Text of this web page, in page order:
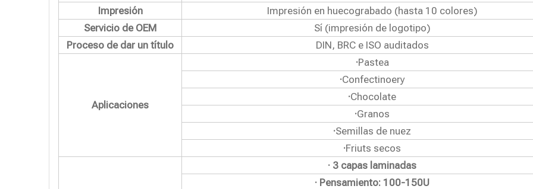
Impresión
Impresión en huecograbado (hasta 10 colores)
Servicio de OEM
Sí (impresión de logotipo)
Proceso de dar un título
DIN, BRC e ISO auditados
Aplicaciones
·Pastea
·Confectinoery
·Chocolate
·Granos
·Semillas de nuez
·Friuts secos
· 3 capas laminadas
· Pensamiento: 100-150U